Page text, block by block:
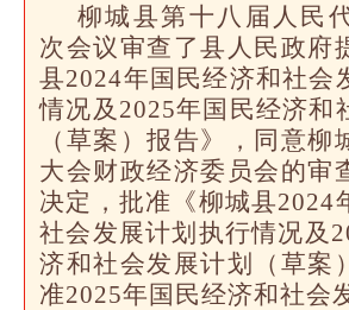
柳城县第十八届人民
次会议审查了县人民政府
县2024年国民经济和社会
情况及2025年国民经济和
（草案）报告》，同意柳
大会财政经济委员会的审
决定，批准《柳城县2024
社会发展计划执行情况及
济和社会发展计划（草案
准2025年国民经济和社会